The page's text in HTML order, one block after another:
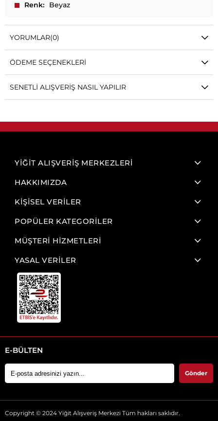
Renk Beyaz
YORUMLAR(0)
ÖDEME SEÇENEKLERI
SENETLI ALIŞVERIŞ NASIL YAPILIR
YİĞİT ALIŞVERİŞ MERKEZLERİ
HAKKIMIZDA
KİŞİSEL VERİLER
POPÜLER KATEGORİLER
MÜŞTERİ HİZMETLERİ
YASAL VERİLER
E-BÜLTEN
Gönder
Copyright © 2024 Yiğit Alışveriş Merkezi Tüm hakları saklıdır.